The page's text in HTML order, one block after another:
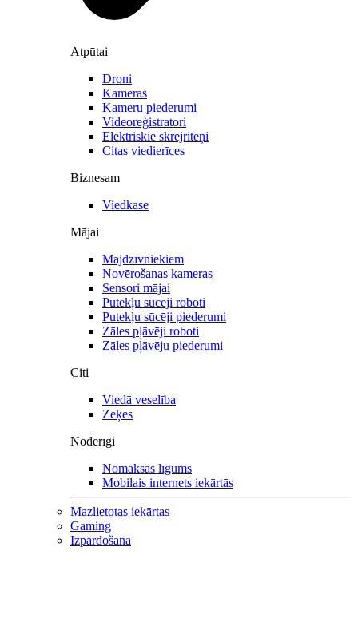
Atpūtai
Droni
Kameras
Kameru piederumi
Videoreģistratori
Elektriskie skrejriteņi
Citas viedierīces
Biznesam
Viedkase
Mājai
Mājdzīvniekiem
Novērošanas kameras
Sensori mājai
Putekļu sūcēji roboti
Putekļu sūcēji piederumi
Zāles pļāvēji roboti
Zāles pļāvēju piederumi
Citi
Viedā veselība
Zeķes
Noderīgi
Nomaksas līgums
Mobilais internets iekārtās
Mazlietotas iekārtas
Gaming
Izpārdošana